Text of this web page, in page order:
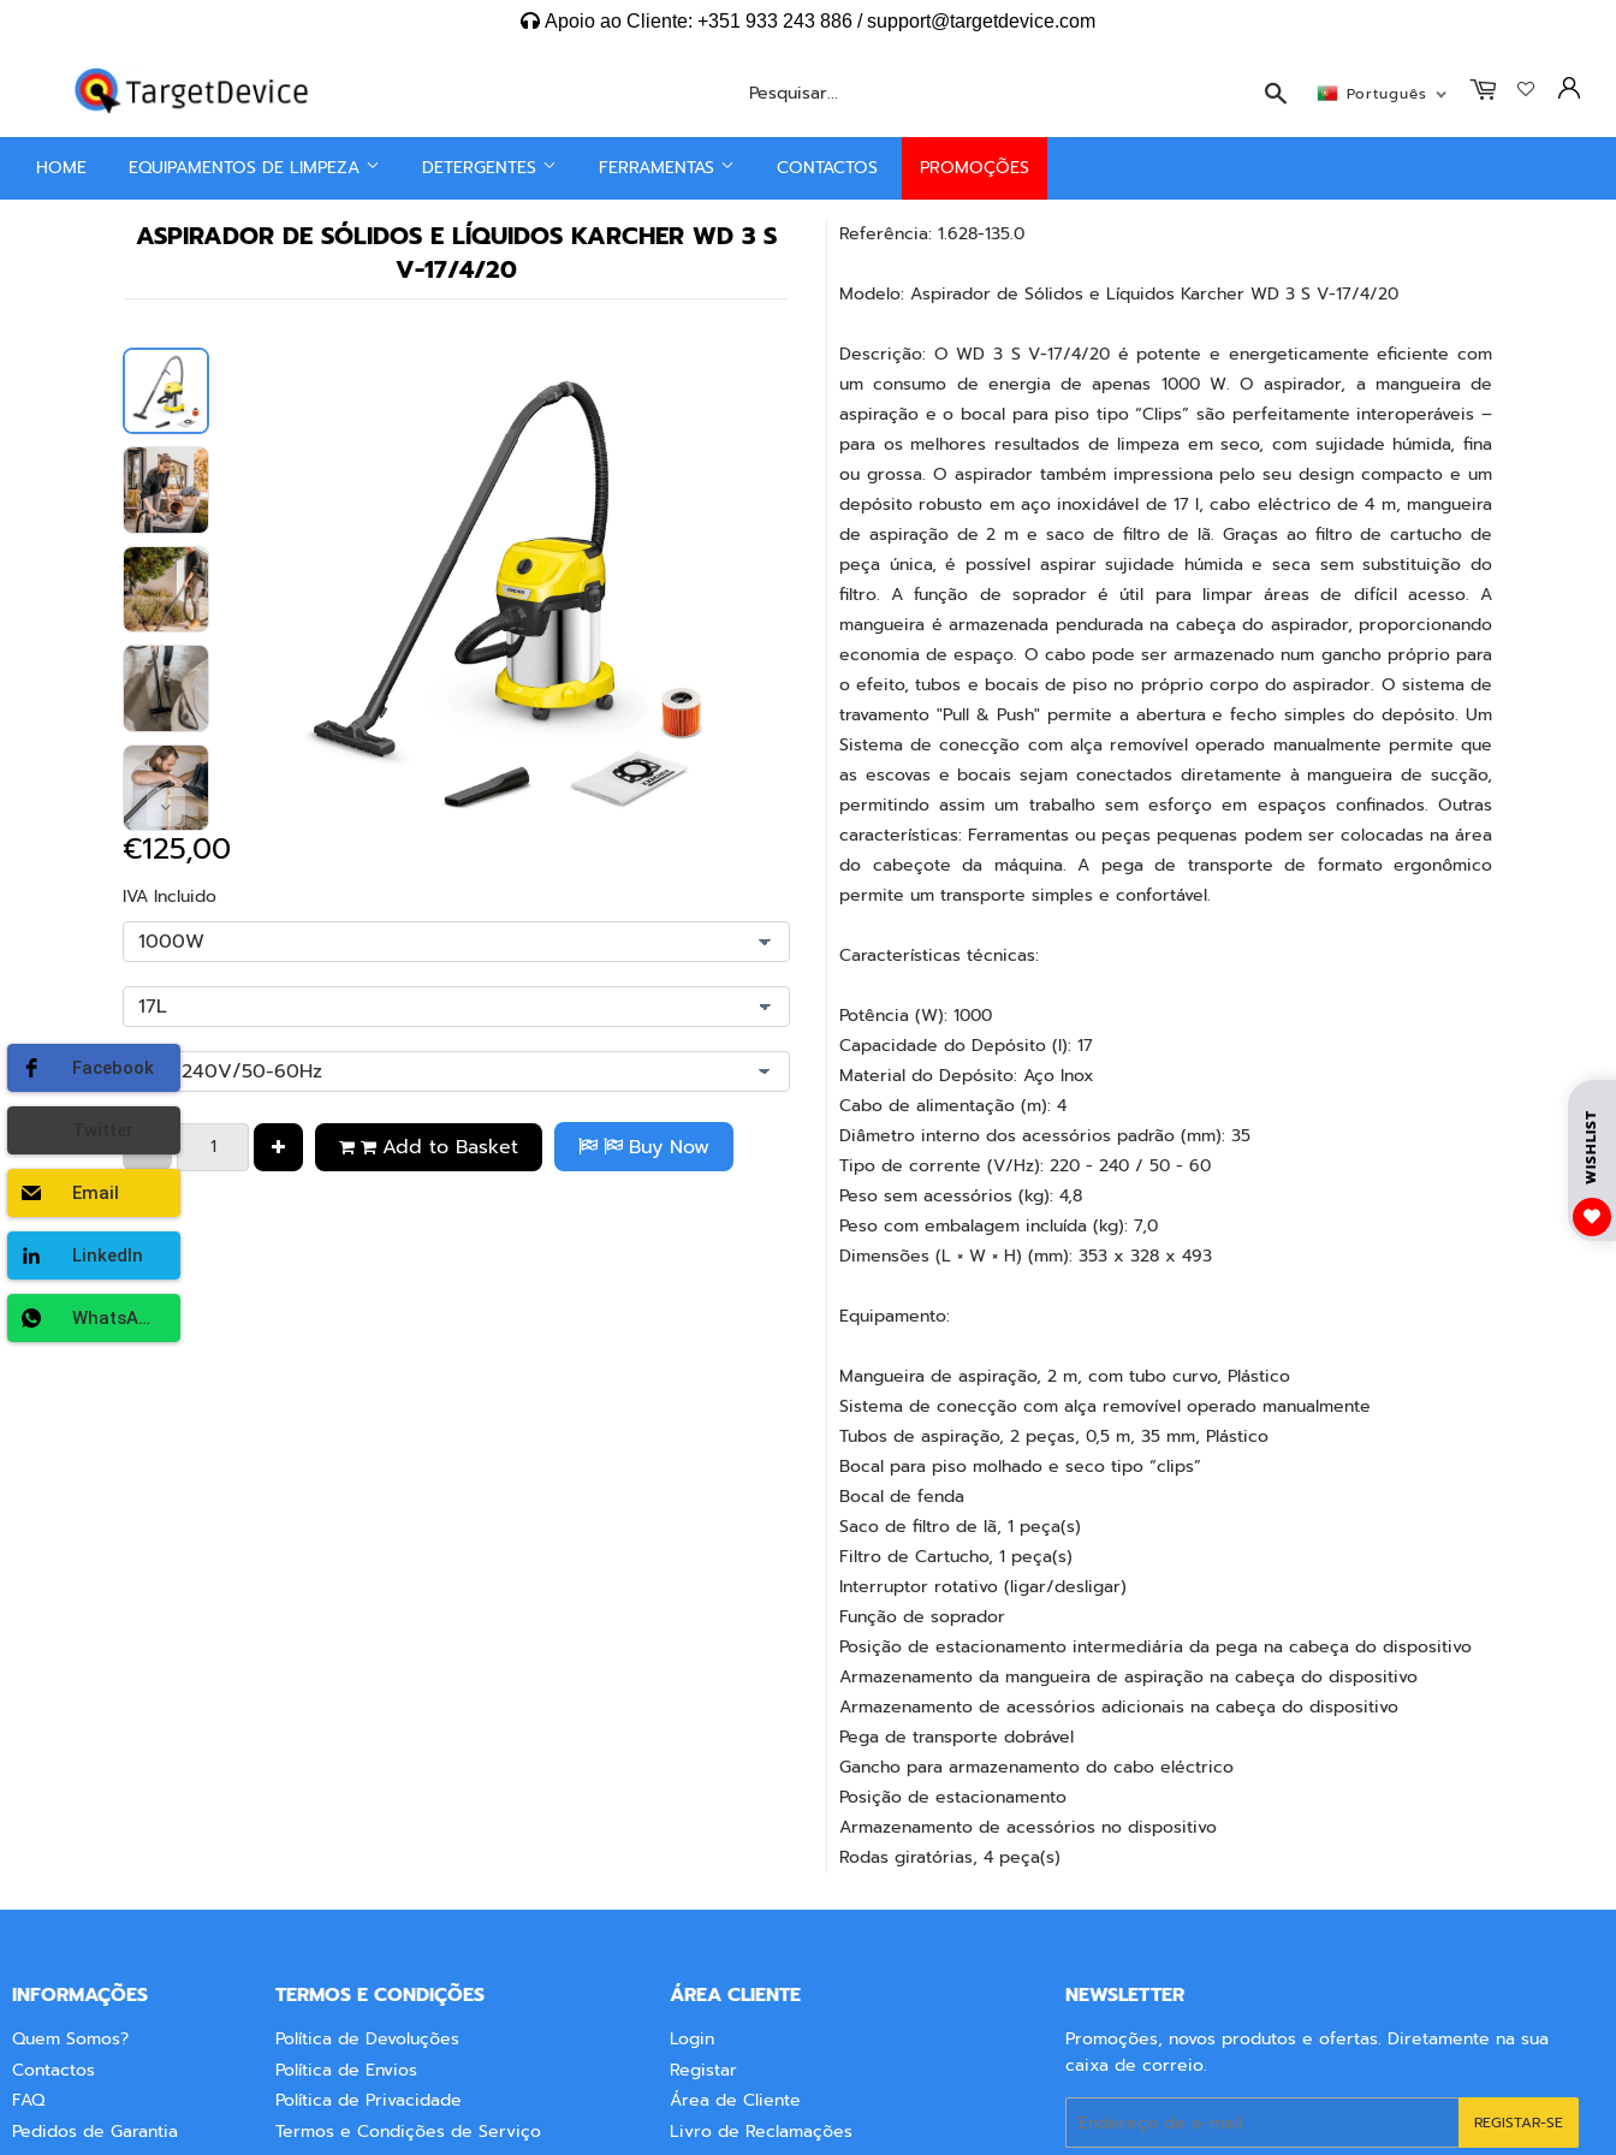
Envio Grátis para compras superiores€120em toda a Peninsula Ibérica
Facebook
Email
LinkedIn
WhatsApp
Português
ASPIRADOR DE SÓLIDOS E LÍQUIDOS KARCHER WD 3 S
€125,00
IVA Incluido
Descrição: O WD 3 S V-17/4/20 é potente e energeticamente eficiente com
um consumo de energia de apenas 1000 W. O aspirador, a mangueira de
aspiração e o bocal para piso tipo “Clips” são perfeitamente interoperáveis –
para os melhores resultados de limpeza em seco, com sujidade húmida, fina
ou grossa. O aspirador também impressiona pelo seu design compacto e um
depósito robusto em aço inoxidável de 17 l, cabo eléctrico de 4 m, mangueira
de aspiração de 2 m e saco de filtro de lã. Graças ao filtro de cartucho de
peça única, é possível aspirar sujidade húmida e seca sem substituição do
filtro. A função de soprador é útil para limpar áreas de difícil acesso. A
mangueira é armazenada pendurada na cabeça do aspirador, proporcionando
economia de espaço. O cabo pode ser armazenado num gancho próprio para
o efeito, tubos e bocais de piso no próprio corpo do aspirador. O sistema de
travamento "Pull & Push" permite a abertura e fecho simples do depósito. Um
Sistema de conecção com alça removível operado manualmente permite que
as escovas e bocais sejam conectados diretamente à mangueira de sucção,
permitindo assim um trabalho sem esforço em espaços confinados. Outras
características: Ferramentas ou peças pequenas podem ser colocadas na área
do cabeçote da máquina. A pega de transporte de formato ergonômico
Potência (W): 1000
Capacidade do Depósito (l): 17
Material do Depósito: Aço Inox
Cabo de alimentação (m): 4
Diâmetro interno dos acessórios padrão (mm): 35
Tipo de corrente (V/Hz): 220 - 240 / 50 - 60
Peso sem acessórios (kg): 4,8
Peso com embalagem incluída (kg): 7,0
Mangueira de aspiração, 2 m, com tubo curvo, Plástico
Sistema de conecção com alça removível operado manualmente
Tubos de aspiração, 2 peças, 0,5 m, 35 mm, Plástico
Bocal para piso molhado e seco tipo “clips”
Bocal de fenda
Saco de filtro de lã, 1 peça(s)
Filtro de Cartucho, 1 peça(s)
Interruptor rotativo (ligar/desligar)
Função de soprador
Posição de estacionamento intermediária da pega na cabeça do dispositivo
Armazenamento da mangueira de aspiração na cabeça do dispositivo
Armazenamento de acessórios adicionais na cabeça do dispositivo
Pega de transporte dobrável
Gancho para armazenamento do cabo eléctrico
Posição de estacionamento
Armazenamento de acessórios no dispositivo
INFORMAÇÕES
Quem Somos?
Contactos
FAQ
TERMOS E CONDIÇÕES
Política de Devoluções
Política de Envios
Política de Privacidade
ÁREA CLIENTE
Login
Registar
Área de Cliente
NEWSLETTER
caixa de correio.
WISHLIST